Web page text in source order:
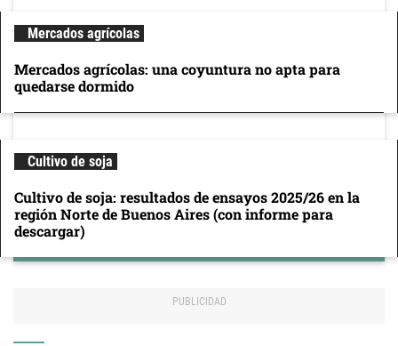
Mercados agrícolas
Mercados agrícolas: una coyuntura no apta para
quedarse dormido
Cultivo de soja
Cultivo de soja: resultados de ensayos 2025/26 en la
región Norte de Buenos Aires (con informe para
descargar)